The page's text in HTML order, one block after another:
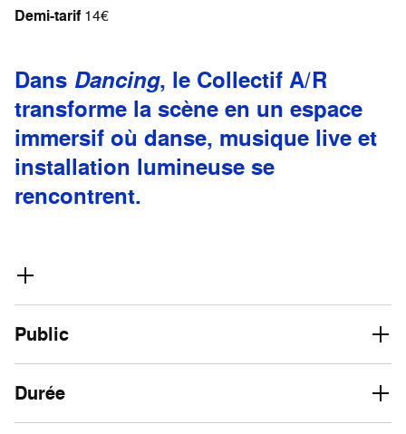
Demi-tarif 14€
Dans Dancing, le Collectif A/R
transforme la scène en un espace
immersif où danse, musique live et
installation lumineuse se
rencontrent.
Public
Durée